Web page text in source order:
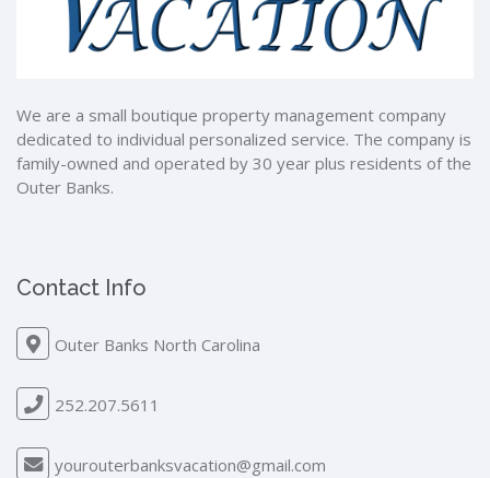
We are a small boutique property management company
dedicated to individual personalized service. The company is
family-owned and operated by 30 year plus residents of the
Outer Banks.
Contact Info
Outer Banks North Carolina
252.207.5611
yourouterbanksvacation@gmail.com